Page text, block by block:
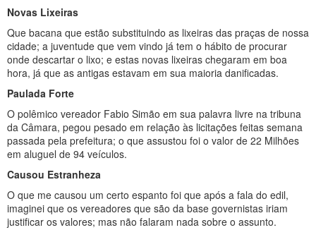
Novas Lixeiras
Que bacana que estão substituindo as lixeiras das praças de nossa
cidade; a juventude que vem vindo já tem o hábito de procurar
onde descartar o lixo; e estas novas lixeiras chegaram em boa
hora, já que as antigas estavam em sua maioria danificadas.
Paulada Forte
O polêmico vereador Fabio Simão em sua palavra livre na tribuna
da Câmara, pegou pesado em relação às licitações feitas semana
passada pela prefeitura; o que assustou foi o valor de 22 Milhões
em aluguel de 94 veículos.
Causou Estranheza
O que me causou um certo espanto foi que após a fala do edil,
imaginei que os vereadores que são da base governistas iriam
justificar os valores; mas não falaram nada sobre o assunto.